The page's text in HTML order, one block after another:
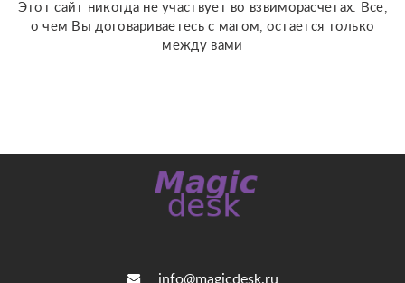
Этот сайт никогда не участвует во взвиморасчетах. Все,
о чем Вы договариваетесь с магом, остается только
между вами
info@magicdesk.ru